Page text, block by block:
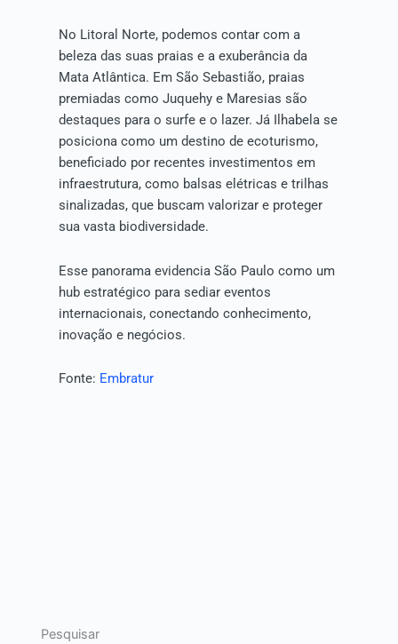
No Litoral Norte, podemos contar com a
beleza das suas praias e a exuberância da
Mata Atlântica. Em São Sebastião, praias
premiadas como Juquehy e Maresias são
destaques para o surfe e o lazer. Já Ilhabela se
posiciona como um destino de ecoturismo,
beneficiado por recentes investimentos em
infraestrutura, como balsas elétricas e trilhas
sinalizadas, que buscam valorizar e proteger
sua vasta biodiversidade.
Esse panorama evidencia São Paulo como um
hub estratégico para sediar eventos
internacionais, conectando conhecimento,
inovação e negócios.
Fonte: Embratur
Pesquisar